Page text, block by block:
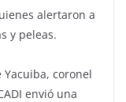
alertaron a
y peleas.
coronel
envió una